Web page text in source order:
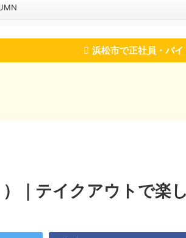
浜松市で正社員・バ
｜テイクアウトで楽